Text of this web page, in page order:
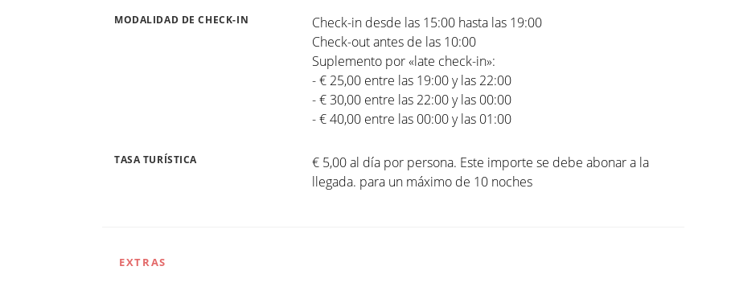
MODALIDAD DE CHECK-IN
Check-in desde las 15:00 hasta las 19:00
Check-out antes de las 10:00
Suplemento por «late check-in»:
- € 25,00 entre las 19:00 y las 22:00
- € 30,00 entre las 22:00 y las 00:00
- € 40,00 entre las 00:00 y las 01:00
TASA TURÍSTICA
€ 5,00 al día por persona. Este importe se debe abonar a la
llegada. para un máximo de 10 noches
EXTRAS